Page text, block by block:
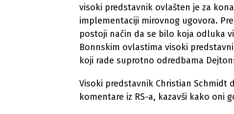
visoki predstavnik ovlašten je za
implementaciji mirovnog ugovora.
postoji način da se bilo koja odluka
Bonnskim ovlastima visoki
koji rade suprotno odredbama
Visoki predstavnik Christian Schmidt
komentare iz RS-a, kazavši kako oni